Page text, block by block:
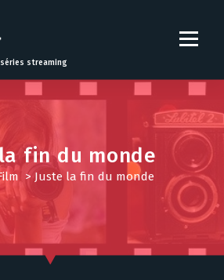
streaming
fin du monde
>Juste la fin du monde